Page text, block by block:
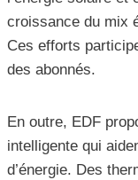
croissance du mix
Ces efforts
des abonnés.
En outre, EDF
intelligente qui
d’énergie. Des